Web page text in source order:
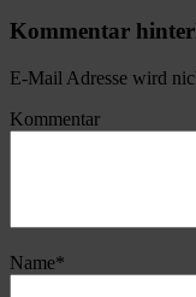
Kommentar
E-Mail Adresse wird
Kommentar
Name*